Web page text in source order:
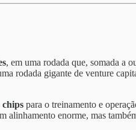
, em uma rodada que, somada a
rodada gigante de venture
chips para o treinamento e
enorme, mas